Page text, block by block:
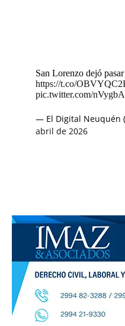
San Lorenzo dejó
https://t.co/
pic.twitter.com/
— El Digital Neuquén
abril de 2026